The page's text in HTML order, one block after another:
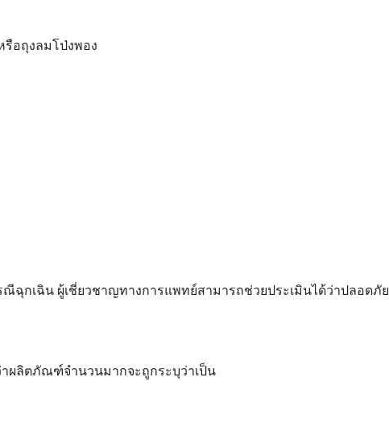
รือถุงลมโป่งพอง
ฉุกเฉิน ผู้เชี่ยวชาญทางการแพทย์สามารถช่วยประเมินได้ว่าปลอด
ผลิตภัณฑ์จำนวนมากจะถูกระบุว่าเป็น